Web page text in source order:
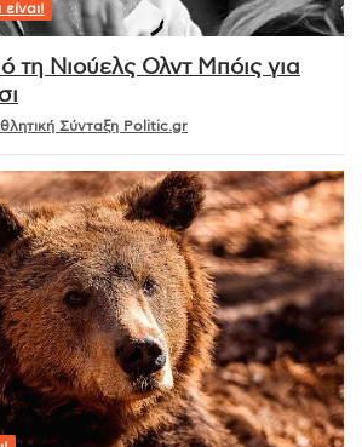
είναι!
τη Νιούελς Ολντ Μπόις για
Σύνταξη Politic.gr